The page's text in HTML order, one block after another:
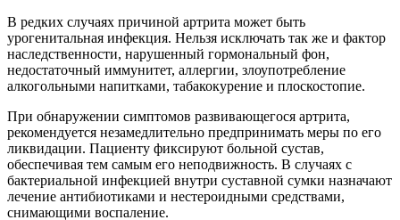
В редких случаях причиной артрита может быть
урогенитальная инфекция. Нельзя исключать так же и фактор
наследственности, нарушенный гормональный фон,
недостаточный иммунитет, аллергии, злоупотребление
алкогольными напитками, табакокурение и плоскостопие.
При обнаружении симптомов развивающегося артрита,
рекомендуется незамедлительно предпринимать меры по его
ликвидации. Пациенту фиксируют больной сустав,
обеспечивая тем самым его неподвижность. В случаях с
бактериальной инфекцией внутри суставной сумки назначают
лечение антибиотиками и нестероидными средствами,
снимающими воспаление.